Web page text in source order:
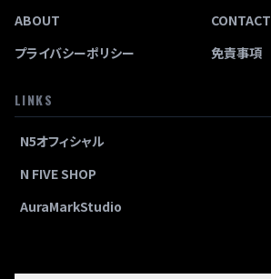
ABOUT
CONTACT
プライバシーポリシー
免責事項
LINKS
N5オフィシャル
N FIVE SHOP
AuraMarkStudio